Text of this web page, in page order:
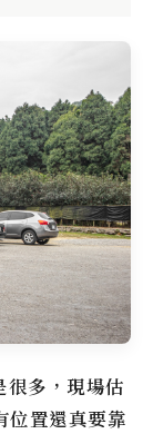
很多，現場估
位置還真要靠